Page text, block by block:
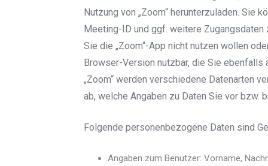
Nutzung von „Zoom“ herunterzuladen. Sie
Meeting-ID und ggf. weitere Zugangsdaten
Sie die „Zoom“-App nicht nutzen wollen
Browser-Version nutzbar, die Sie ebenfalls
„Zoom“ werden verschiedene Datenarten
ab, welche Angaben zu Daten Sie vor bzw.
Folgende personenbezogene Daten sind
Angaben zum Benutzer: Vorname,